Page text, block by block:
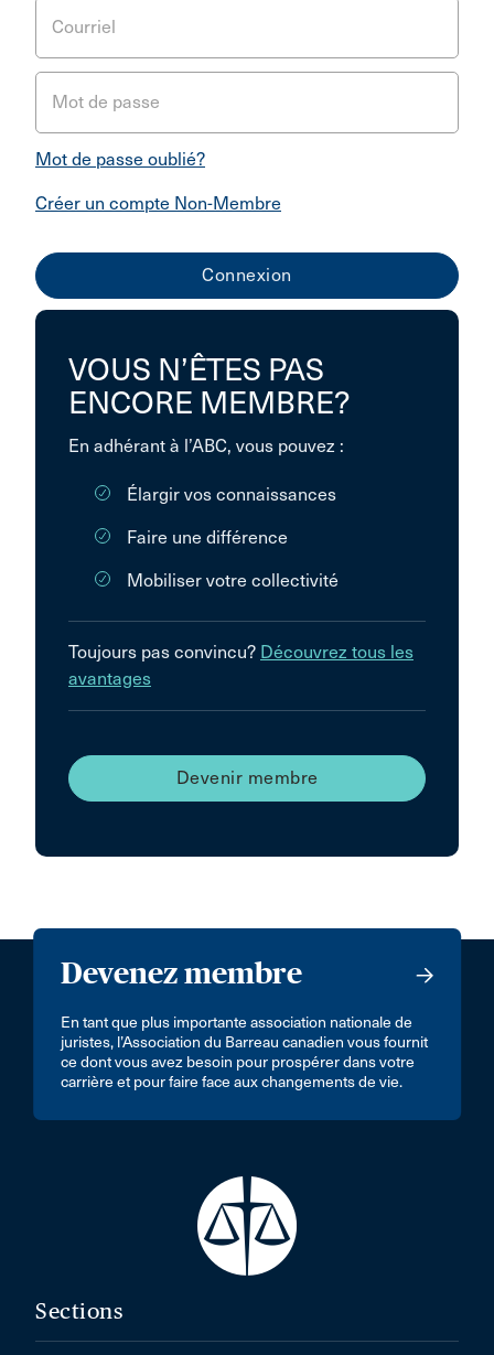
Courriel
Mot de passe
Mot de passe oublié?
Créer un compte Non-Membre
VOUS N’ÊTES PAS
ENCORE MEMBRE?
En adhérant à l’ABC, vous pouvez :
Élargir vos connaissances
Faire une différence
Mobiliser votre collectivité
Toujours pas convincu? Découvrez tous les
avantages
Devenir membre
Devenez membre
En tant que plus importante association nationale de
juristes, l’Association du Barreau canadien vous fournit
ce dont vous avez besoin pour prospérer dans votre
carrière et pour faire face aux changements de vie.
Sections